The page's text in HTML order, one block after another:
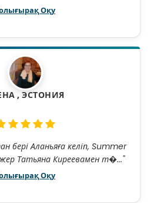
Оқу
, ЭСТОНИЯ
бері Аланьяға келіп, Summer
Татьяна Киреевамен т�..."
Оқу